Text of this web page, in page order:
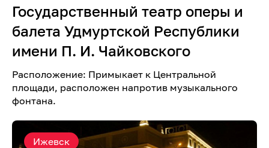
Государственный театр оперы и
балета Удмуртской Республики
имени П. И. Чайковского
Расположение: Примыкает к Центральной
площади, расположен напротив музыкального
фонтана.
Ижевск